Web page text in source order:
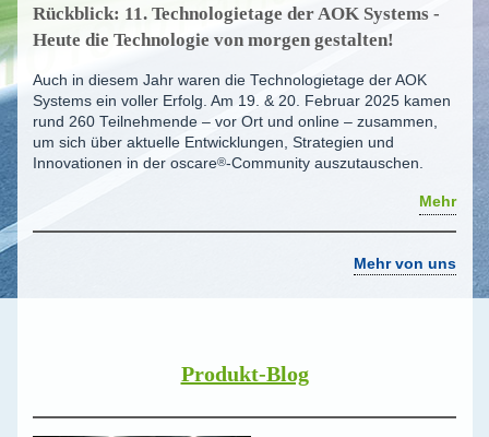
Rückblick: 11. Technologietage der AOK Systems -
Heute die Technologie von morgen gestalten!
Auch in diesem Jahr waren die Technologietage der AOK
Systems ein voller Erfolg. Am 19. & 20. Februar 2025 kamen
rund 260 Teilnehmende – vor Ort und online – zusammen,
um sich über aktuelle Entwicklungen, Strategien und
Innovationen in der oscare®-Community auszutauschen.
Mehr
Mehr von uns
Produkt-Blog